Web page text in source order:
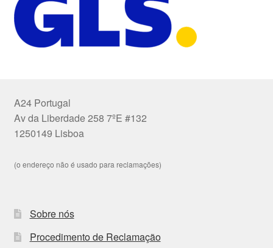
A24 Portugal
Av da Liberdade 258 7ºE #132
1250149 Lisboa
(o endereço não é usado para reclamações)
Sobre nós
Procedimento de Reclamação